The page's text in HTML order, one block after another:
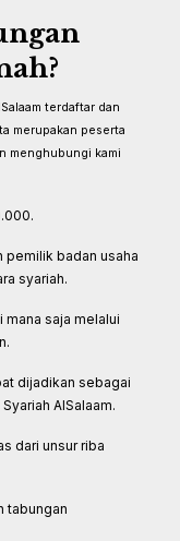
terdaftar dan
merupakan peserta
menghubungi kami
pemilik badan usaha
syariah.
mana saja melalui
dijadikan sebagai
AlSalaam.
dari unsur riba
tabungan